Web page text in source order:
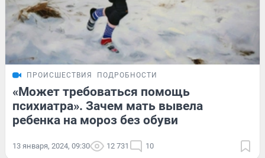
ПРОИСШЕСТВИЯ ПОДРОБНОСТИ
«Может требоваться помощь
психиатра». Зачем мать вывела
ребенка на мороз без обуви
13 января, 2024, 09:30 12 731 10